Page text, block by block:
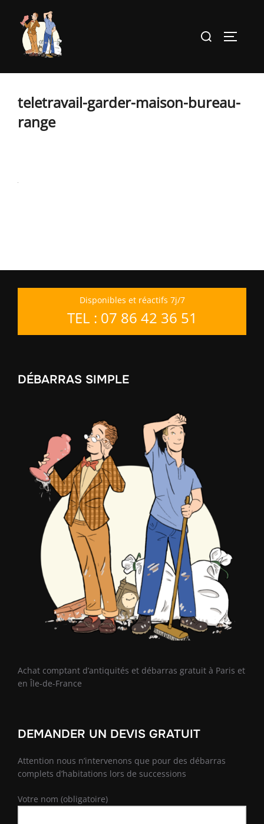
contenu
Rechercher :
teletravail-garder-maison-bureau-
range
Disponibles et réactifs 7j/7
TEL : 07 86 42 36 51
DÉBARRAS SIMPLE
Achat comptant d’antiquités et débarras gratuit à Paris et
en Île-de-France
DEMANDER UN DEVIS GRATUIT
Attention nous n’intervenons que pour des débarras
complets d’habitations lors de successions
Votre nom (obligatoire)